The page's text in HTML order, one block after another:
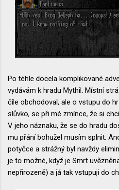
Po téhle docela komplikované
vydávám k hradu Mythil. Místní
čile obchodoval, ale o vstupu do
slůvko, se při mé zmínce, že si
V jeho náznaku, že se do hradu
mu přání bohužel musím splnit.
potyčce a strážný byl navždy
je to možné, když je Smrt
nepřirozeně) a já tak vstupuji do